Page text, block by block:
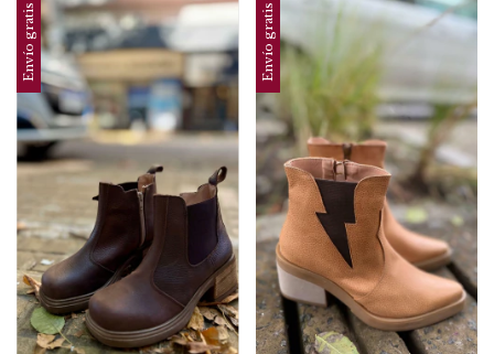
Envío gratis Envío gratis